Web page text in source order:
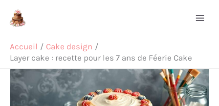
Accueil
Cake design
Layer cake : recette pour les 7 ans de Féerie Cake
Rechercher